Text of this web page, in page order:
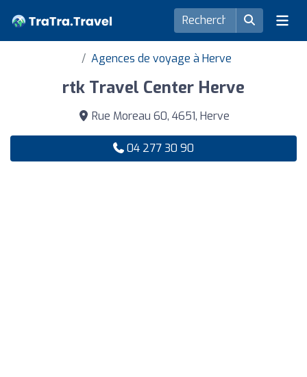
Agences de voyage à Herve
rtk Travel Center Herve
Rue Moreau 60, 4651, Herve
04 277 30 90